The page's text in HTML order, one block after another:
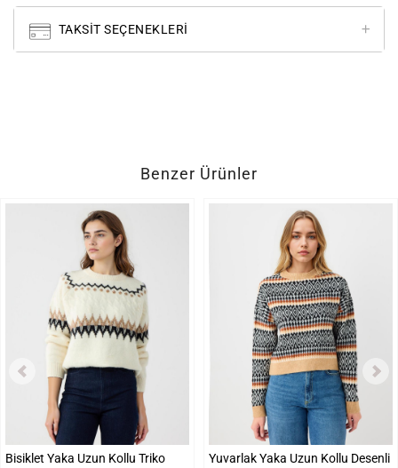
TAKSIT SEÇENEKLERI
Benzer Ürünler
Bisiklet Yaka Uzun Kollu Triko
Yuvarlak Yaka Uzun Kollu Desenli